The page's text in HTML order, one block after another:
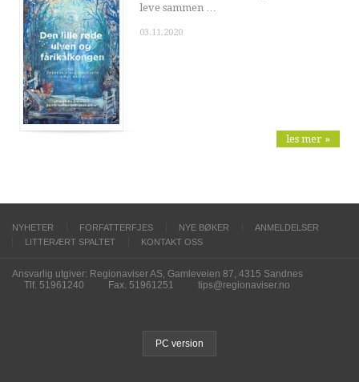
leve sammen …
03.11.2020
les mer »
NYHETER FORFATTERFJES NYE BØKER
ANMELDELSER
LITTERÆRT SPALTET
KONTAKT OSS
Ansvarlig utgiver: Regionaviser AS, Gamleveien 87, 4315 Sandnes
Tlf. 51961240
Fax. 51961251 tips@regionaviser.no
PC version